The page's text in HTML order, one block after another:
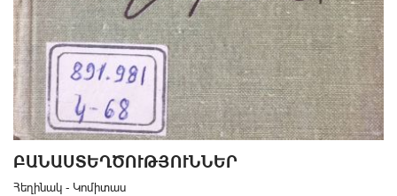
ԲԱՆԱՍՏԵՂԾՈՒԹՅՈՒՆՆԵՐ
Հեղինակ - Կոմիտաս